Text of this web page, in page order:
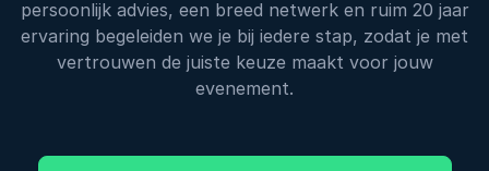
persoonlijk advies, een breed netwerk en ruim 20 jaar
ervaring begeleiden we je bij iedere stap, zodat je met
vertrouwen de juiste keuze maakt voor jouw
evenement.